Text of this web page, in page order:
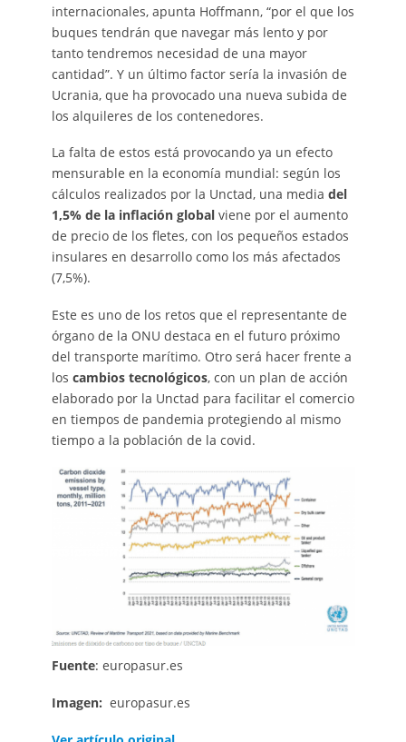
internacionales, apunta Hoffmann, “por el que los
buques tendrán que navegar más lento y por
tanto tendremos necesidad de una mayor
cantidad”. Y un último factor sería la invasión de
Ucrania, que ha provocado una nueva subida de
los alquileres de los contenedores.
La falta de estos está provocando ya un efecto
mensurable en la economía mundial: según los
cálculos realizados por la Unctad, una media del
1,5% de la inflación globalviene por el aumento
de precio de los fletes, con los pequeños estados
insulares en desarrollo como los más afectados
(7,5%).
Este es uno de los retos que el representante de
órgano de la ONU destaca en el futuro próximo
del transporte marítimo. Otro será hacer frente a
los cambios tecnológicos, con un plan de acción
elaborado por la Unctad para facilitar el comercio
en tiempos de pandemia protegiendo al mismo
tiempo a la población de la covid.
Fuente: europasur.es
Imagen: europasur.es